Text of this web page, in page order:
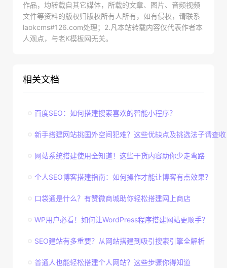
作品，均转载自其它媒体，所载的文章、图片、音频视频
文件等资料的版权归版权所有人所有，如有侵权，请联系
laokcms#126.com处理；2.凡本站转载内容仅代表作者本
人观点，与老K模板网无关。
相关文档
百度SEO：如何搭建搜索喜欢的智能小程序？
新手搭建网站挑国外空间犯难？这些优缺点及挑选法子请查收
网站系统搭建使用全知道！这些干货内容助你少走弯路
个人SEO博客搭建指南：如何操作才能让博客有点效果？
口袋通是什么？有赞微商城助你轻松搭建网上商店
WP用户必看！如何让WordPress程序搭建网站更顺手？
SEO建站有多重要？从网站搭建到吸引搜索引擎全解析
普通人也能轻松搭建个人网站？这些步骤你得知道